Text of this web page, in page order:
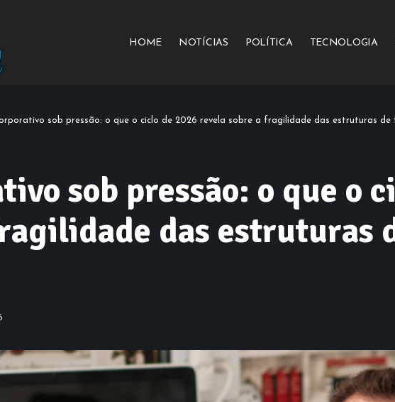
HOME NOTÍCIAS POLÍTICA TECNOLOGIA
sob pressão: o que o ciclo de 2026 revela sobre a fragilidade das estruturas de
sob pressão: o que o
das estruturas